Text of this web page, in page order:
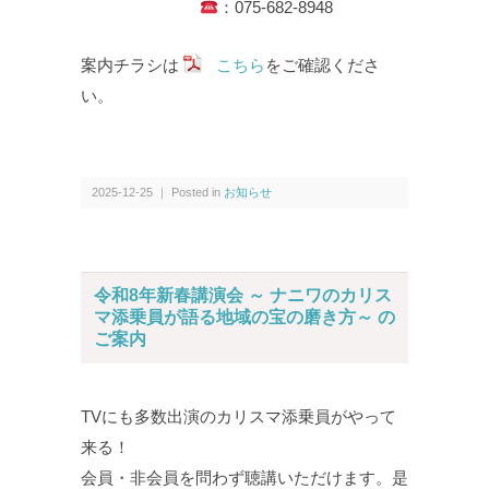
：075-682-8948
案内チラシは こちら をご確認くださ
い。
2025-12-25 ｜ Posted in お知らせ
令和8年新春講演会 ～ ナニワのカリス
マ添乗員が語る地域の宝の磨き方～ の
ご案内
TVにも多数出演のカリスマ添乗員がやって
来る！
会員・非会員を問わず聴講いただけます。是